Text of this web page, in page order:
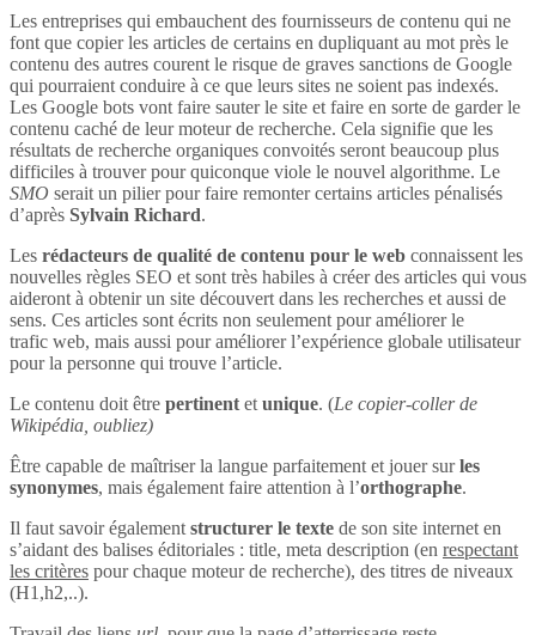
Les entreprises qui embauchent des fournisseurs de contenu qui ne
font que copier les articles de certains en dupliquant au mot près le
contenu des autres courent le risque de graves sanctions de Google
qui pourraient conduire à ce que leurs sites ne soient pas indexés.
Les Google bots vont faire sauter le site et faire en sorte de garder le
contenu caché de leur moteur de recherche. Cela signifie que les
résultats de recherche organiques convoités seront beaucoup plus
difficiles à trouver pour quiconque viole le nouvel algorithme. Le
SMO serait un pilier pour faire remonter certains articles pénalisés
d’après Sylvain Richard.
Les rédacteurs de qualité de contenu pour le web connaissent les
nouvelles règles SEO et sont très habiles à créer des articles qui vous
aideront à obtenir un site découvert dans les recherches et aussi de
sens. Ces articles sont écrits non seulement pour améliorer le
trafic web, mais aussi pour améliorer l’expérience globale utilisateur
pour la personne qui trouve l’article.
Le contenu doit être pertinent et unique. (Le copier-coller de
Wikipédia, oubliez)
Être capable de maîtriser la langue parfaitement et jouer surles
synonymes, mais également faire attention à l’orthographe.
Il faut savoir également structurer le texte de son site internet en
s’aidant des balises éditoriales : title, meta description (en respectant
les critères pour chaque moteur de recherche), des titres de niveaux
(H1,h2,..).